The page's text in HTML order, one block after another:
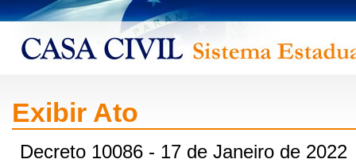
Exibir Ato
Decreto 10086 - 17 de Janeiro de 2022